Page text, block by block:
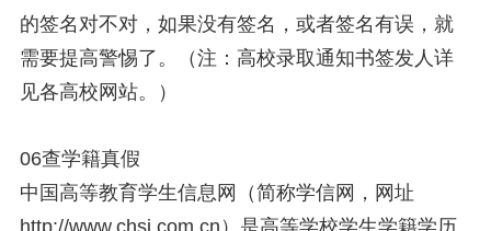
的签名对不对，如果没有签名，或者签名有误，就
需要提高警惕了。（注：高校录取通知书签发人详
见各高校网站。）
06查学籍真假
中国高等教育学生信息网（简称学信网，网址
http://www.chsi.com.cn）是高等学校学生学籍学历